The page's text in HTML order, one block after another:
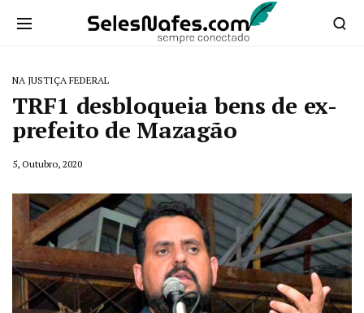
NA JUSTIÇA FEDERAL
TRF1 desbloqueia bens de ex-
prefeito de Mazagão
5, Outubro, 2020